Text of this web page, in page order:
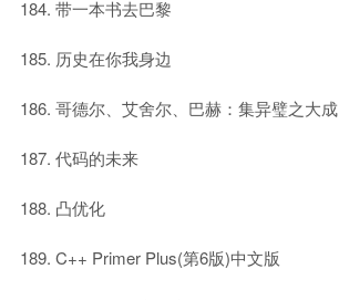
带一本书去巴黎
历史在你我身边
哥德尔、艾舍尔、巴赫：集异璧之大成
代码的未来
凸优化
C++ Primer Plus(第6版)中文版